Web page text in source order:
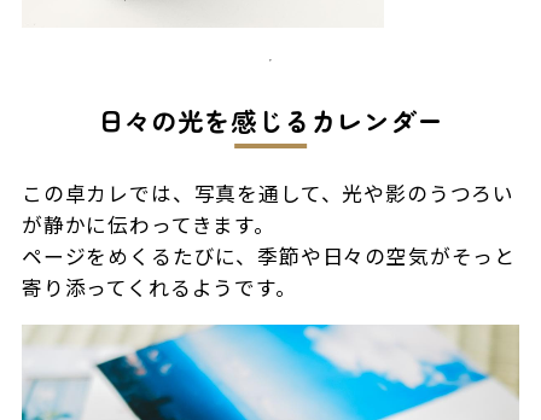
日々の光を感じるカレンダー
この卓カレでは、写真を通して、光や影のうつろい
が静かに伝わってきます。
ページをめくるたびに、季節や日々の空気がそっと
寄り添ってくれるようです。